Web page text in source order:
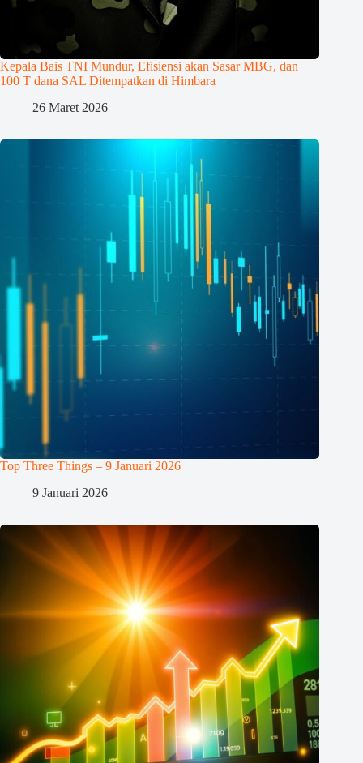
Kepala Bais TNI Mundur, Efisiensi akan Sasar MBG, dan
100 T dana SAL Ditempatkan di Himbara
26 Maret 2026
Top Three Things – 9 Januari 2026
9 Januari 2026